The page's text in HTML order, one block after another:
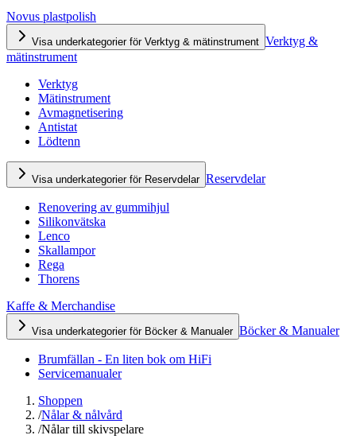
Novus plastpolish
Visa underkategorier för Verktyg & mätinstrument Verktyg &
mätinstrument
Verktyg
Mätinstrument
Avmagnetisering
Antistat
Lödtenn
Visa underkategorier för Reservdelar Reservdelar
Renovering av gummihjul
Silikonvätska
Lenco
Skallampor
Rega
Thorens
Kaffe & Merchandise
Visa underkategorier för Böcker & Manualer Böcker & Manualer
Brumfällan - En liten bok om HiFi
Servicemanualer
Shoppen
/Nålar & nålvård
/Nålar till skivspelare